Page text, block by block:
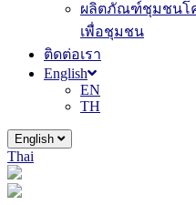
ผลิตภัณฑ์ชุมชนโค
เพื่อชุมชน
ติดต่อเรา
English
EN
TH
English
Thai